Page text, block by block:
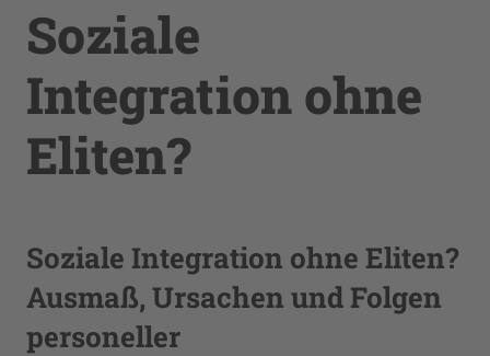
Soziale
Integration ohne
Eliten?
Soziale Integration ohne Eliten?
Ausmaß, Ursachen und Folgen
personeller